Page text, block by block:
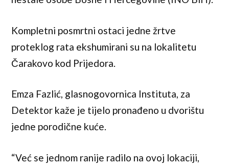
Kompletni posmrtni ostaci jedne žrtve
proteklog rata ekshumirani su na lokalitetu
Čarakovo kod Prijedora.
Emza Fazlić, glasnogovornica Instituta, za
Detektor kaže je tijelo pronađeno u dvorištu
jedne porodične kuće.
“Već se jednom ranije radilo na ovoj lokaciji,